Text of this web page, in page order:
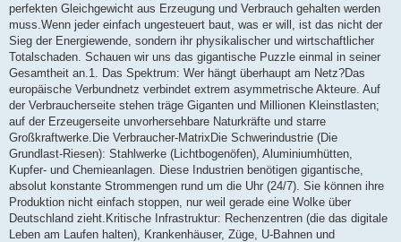
perfekten Gleichgewicht aus Erzeugung und Verbrauch gehalten werden
muss.Wenn jeder einfach ungesteuert baut, was er will, ist das nicht der
Sieg der Energiewende, sondern ihr physikalischer und wirtschaftlicher
Totalschaden. Schauen wir uns das gigantische Puzzle einmal in seiner
Gesamtheit an.1. Das Spektrum: Wer hängt überhaupt am Netz?Das
europäische Verbundnetz verbindet extrem asymmetrische Akteure. Auf
der Verbraucherseite stehen träge Giganten und Millionen Kleinstlasten;
auf der Erzeugerseite unvorhersehbare Naturkräfte und starre
Großkraftwerke.Die Verbraucher-MatrixDie Schwerindustrie (Die
Grundlast-Riesen): Stahlwerke (Lichtbogenöfen), Aluminiumhütten,
Kupfer- und Chemieanlagen. Diese Industrien benötigen gigantische,
absolut konstante Strommengen rund um die Uhr (24/7). Sie können ihre
Produktion nicht einfach stoppen, nur weil gerade eine Wolke über
Deutschland zieht.Kritische Infrastruktur: Rechenzentren (die das digitale
Leben am Laufen halten), Krankenhäuser, Züge, U-Bahnen und